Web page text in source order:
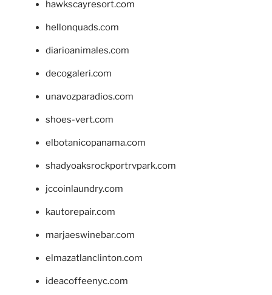
hawkscayresort.com
hellonquads.com
diarioanimales.com
decogaleri.com
unavozparadios.com
shoes-vert.com
elbotanicopanama.com
shadyoaksrockportrvpark.com
jccoinlaundry.com
kautorepair.com
marjaeswinebar.com
elmazatlanclinton.com
ideacoffeenyc.com